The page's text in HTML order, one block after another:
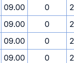
09.00 0
09.00 0
09.00 0
09.00 0